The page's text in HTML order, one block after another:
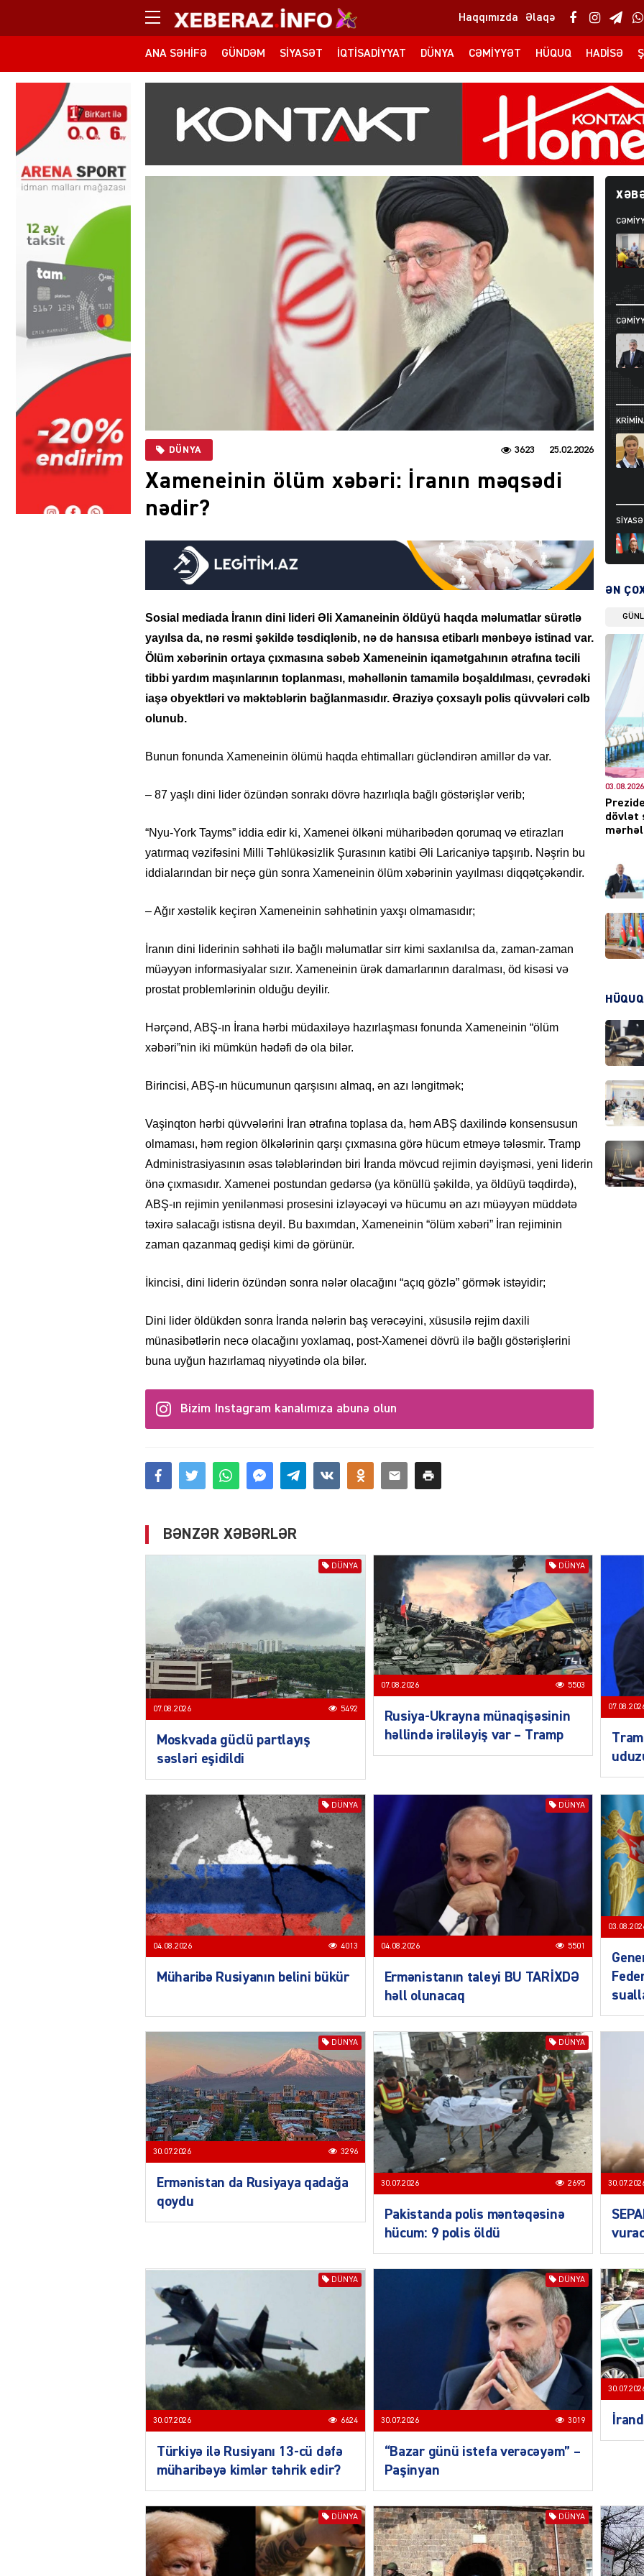
Haqqımızda Əlaqə
ANA SƏHIFƏ GÜNDƏM SIYASƏT İQTISADIYYAT DÜNYA CƏMIYYƏT HÜQUQ HADISƏ
DÜNYA 25.02.2026
3623
Xameneinin ölüm xəbəri: İranın məqsədi
nədir?
Sosial mediada İranın dini lideri Əli Xamaneinin öldüyü haqda məlumatlar sürətlə
yayılsa da, nə rəsmi şəkildə təsdiqlənib, nə də hansısa etibarlı mənbəyə istinad var.
Ölüm xəbərinin ortaya çıxmasına səbəb Xameneinin iqamətgahının ətrafına təcili
tibbi yardım maşınlarının toplanması, məhəllənin tamamilə boşaldılması, çevrədəki
iaşə obyektləri və məktəblərin bağlanmasıdır. Əraziyə çoxsaylı polis qüvvələri cəlb
olunub.
Bunun fonunda Xameneinin ölümü haqda ehtimalları gücləndirən amillər də var.
– 87 yaşlı dini lider özündən sonrakı dövrə hazırlıqla bağlı göstərişlər verib;
“Nyu-York Tayms” iddia edir ki, Xamenei ölkəni müharibədən qorumaq və etirazları
yatırmaq vəzifəsini Milli Təhlükəsizlik Şurasının katibi Əli Laricaniyə tapşırıb. Nəşrin bu
iddialarından bir neçə gün sonra Xameneinin ölüm xəbərinin yayılması diqqətçəkəndir.
– Ağır xəstəlik keçirən Xameneinin səhhətinin yaxşı olmamasıdır;
İranın dini liderinin səhhəti ilə bağlı məlumatlar sirr kimi saxlanılsa da, zaman-zaman
müəyyən informasiyalar sızır. Xameneinin ürək damarlarının daralması, öd kisəsi və
prostat problemlərinin olduğu deyilir.
Hərçənd, ABŞ-ın İrana hərbi müdaxiləyə hazırlaşması fonunda Xameneinin “ölüm
xəbəri”nin iki mümkün hədəfi də ola bilər.
Birincisi, ABŞ-ın hücumunun qarşısını almaq, ən azı ləngitmək;
Vaşinqton hərbi qüvvələrini İran ətrafına toplasa da, həm ABŞ daxilində konsensusun
olmaması, həm region ölkələrinin qarşı çıxmasına görə hücum etməyə tələsmir. Tramp
Administrasiyasının əsas tələblərindən biri İranda mövcud rejimin dəyişməsi, yeni liderin
önə çıxmasıdır. Xamenei postundan gedərsə (ya könüllü şəkildə, ya öldüyü təqdirdə),
ABŞ-ın rejimin yenilənməsi prosesini izləyəcəyi və hücumu ən azı müəyyən müddətə
təxirə salacağı istisna deyil. Bu baxımdan, Xameneinin “ölüm xəbəri” İran rejiminin
zaman qazanmaq gedişi kimi də görünür.
İkincisi, dini liderin özündən sonra nələr olacağını “açıq gözlə” görmək istəyidir;
Dini lider öldükdən sonra İranda nələrin baş verəcəyini, xüsusilə rejim daxili
münasibətlərin necə olacağını yoxlamaq, post-Xamenei dövrü ilə bağlı göstərişlərini
buna uyğun hazırlamaq niyyətində ola bilər.
Bizim Instagram kanalımıza abunə olun
DÜNYA
DÜNYA
XARİCİ
HADISƏ
DÜNYA
DÜNYA
ŞOU-
DÜNYA
ƏN
03.08.2026
dövlət
HÜQUQ
BƏNZƏR XƏBƏRLƏR
DÜNYA
07.08.2026 5492
Moskvada güclü partlayış
səsləri eşidildi
DÜNYA
07.08.2026 5503
Rusiya-Ukrayna münaqişəsinin
həllində irəliləyiş var – Tramp
DÜNYA
04.08.2026 4013
Müharibə Rusiyanın belini bükür
DÜNYA
04.08.2026 5501
Ermənistanın taleyi BU TARİXDƏ
həll olunacaq
DÜNYA
30.07.2026 3296
Ermənistan da Rusiyaya qadağa
qoydu
DÜNYA
30.07.2026 2695
Pakistanda polis məntəqəsinə
hücum: 9 polis öldü
DÜNYA
30.07.2026 6624
Türkiyə ilə Rusiyanı 13-cü dəfə
müharibəyə kimlər təhrik edir?
DÜNYA
30.07.2026 3019
“Bazar günü istefa verəcəyəm” –
Paşinyan
DÜNYA DÜNYA